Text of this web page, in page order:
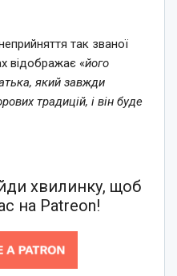
так званої
відображає «його
який завжди
традицій, і він буде
хвилинку, щоб
на Patreon!